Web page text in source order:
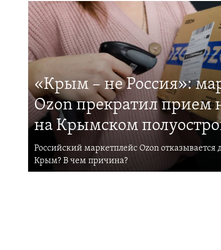
«Крым – не Россия»:
Ozon прекратил прием
на Крымском
Российский маркетплейс Ozon отказывается
Крым? В чем причина?